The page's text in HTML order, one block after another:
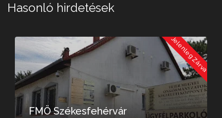
Hasonló hirdetések
Jelenleg Zárva
FMÖ Székesfehérvár